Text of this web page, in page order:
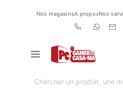
Nos magasinsA proposNos